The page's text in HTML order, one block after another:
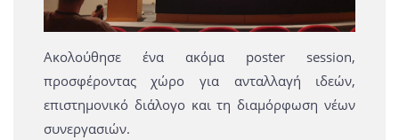
Ακολούθησε ένα ακόμα poster session,
προσφέροντας χώρο για ανταλλαγή ιδεών,
επιστημονικό διάλογο και τη διαμόρφωση νέων
συνεργασιών.